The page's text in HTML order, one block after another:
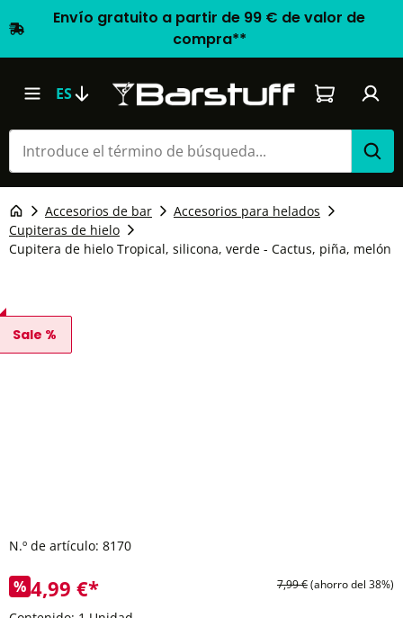
Envío gratuito a partir de 99 € de valor de
compra**
ES El carrito
Accesorios de bar
Accesorios para helados
Cupiteras de hielo
Cupitera de hielo Tropical, silicona, verde - Cactus, piña, melón
Sale %
N.º de artículo: 8170
% 4,99 €* 7,99 €(ahorro del 38%)